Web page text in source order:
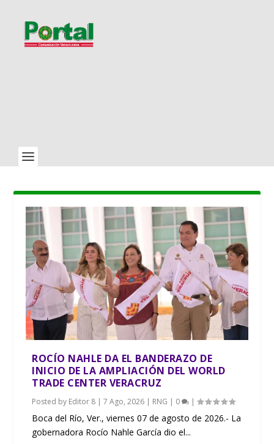
ROCÍO NAHLE DA EL BANDERAZO DE
INICIO DE LA AMPLIACIÓN DEL WORLD
TRADE CENTER VERACRUZ
Posted by Editor 8 |7 Ago, 2026 | RNG | 0 |
​Boca del Río, Ver., viernes 07 de agosto de 2026.- La
gobernadora Rocío Nahle García dio el...